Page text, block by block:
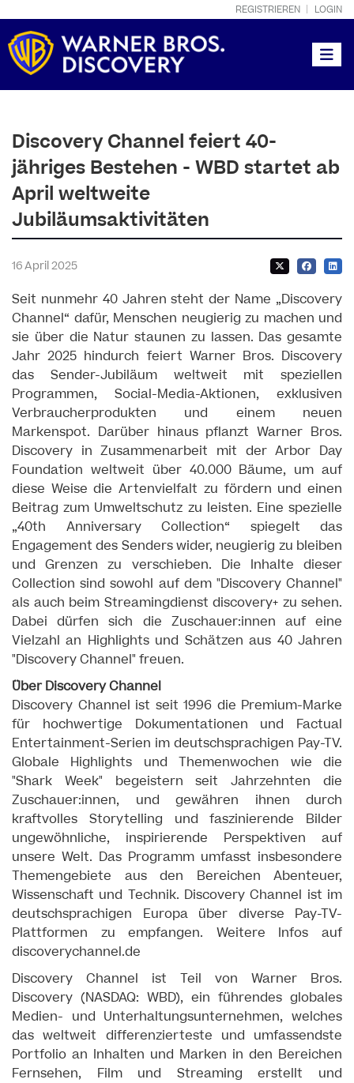
REGISTRIEREN LOGIN
Discovery Channel feiert 40-
jähriges Bestehen - WBD startet ab
April weltweite
Jubiläumsaktivitäten
16 April 2025
Seit nunmehr 40 Jahren steht der Name „Discovery
Channel“ dafür, Menschen neugierig zu machen und
sie über die Natur staunen zu lassen. Das gesamte
Jahr 2025 hindurch feiert Warner Bros. Discovery
das Sender-Jubiläum weltweit mit speziellen
Programmen, Social-Media-Aktionen, exklusiven
Verbraucherprodukten und einem neuen
Markenspot. Darüber hinaus pflanzt Warner Bros.
Discovery in Zusammenarbeit mit der Arbor Day
Foundation weltweit über 40.000 Bäume, um auf
diese Weise die Artenvielfalt zu fördern und einen
Beitrag zum Umweltschutz zu leisten. Eine spezielle
„40th Anniversary Collection“ spiegelt das
Engagement des Senders wider, neugierig zu bleiben
und Grenzen zu verschieben. Die Inhalte dieser
Collection sind sowohl auf dem "Discovery Channel"
als auch beim Streamingdienst discovery+ zu sehen.
Dabei dürfen sich die Zuschauer:innen auf eine
Vielzahl an Highlights und Schätzen aus 40 Jahren
"Discovery Channel" freuen.
Über Discovery Channel
Discovery Channel ist seit 1996 die Premium-Marke
für hochwertige Dokumentationen und Factual
Entertainment-Serien im deutschsprachigen Pay-TV.
Globale Highlights und Themenwochen wie die
"Shark Week" begeistern seit Jahrzehnten die
Zuschauer:innen, und gewähren ihnen durch
kraftvolles Storytelling und faszinierende Bilder
ungewöhnliche, inspirierende Perspektiven auf
unsere Welt. Das Programm umfasst insbesondere
Themengebiete aus den Bereichen Abenteuer,
Wissenschaft und Technik. Discovery Channel ist im
deutschsprachigen Europa über diverse Pay-TV-
Plattformen zu empfangen. Weitere Infos auf
discoverychannel.de​
Discovery Channel ist Teil von Warner Bros.
Discovery (NASDAQ: WBD), ein führendes globales
Medien- und Unterhaltungsunternehmen, welches
das weltweit differenzierteste und umfassendste
Portfolio an Inhalten und Marken in den Bereichen
Fernsehen, Film und Streaming erstellt und